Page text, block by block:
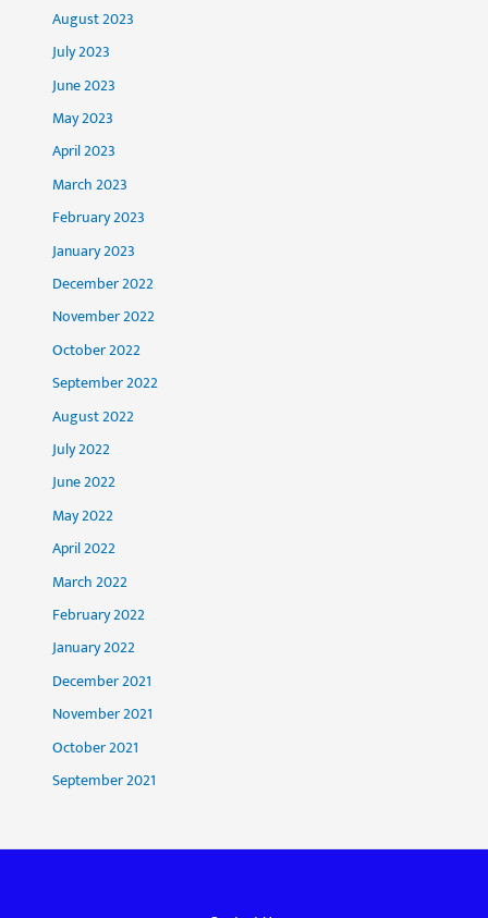
August 2023
July 2023
June 2023
May 2023
April 2023
March 2023
February 2023
January 2023
December 2022
November 2022
October 2022
September 2022
August 2022
July 2022
June 2022
May 2022
April 2022
March 2022
February 2022
January 2022
December 2021
November 2021
October 2021
September 2021